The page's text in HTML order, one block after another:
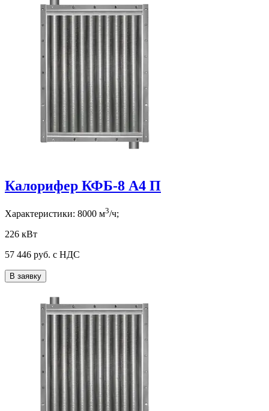
Калорифер КФБ-8 А4 П
Характеристики: 8000 м3/ч;
226 кВт
57 446 руб. с НДС
В заявку